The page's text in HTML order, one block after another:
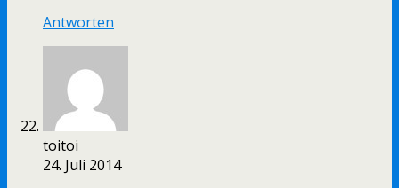
Antworten
toitoi
24. Juli 2014